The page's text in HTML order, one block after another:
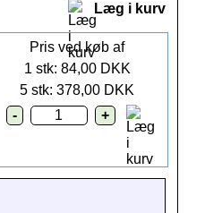
Læg i kurv
Pris ved køb af
1 stk: 84,00 DKK
5 stk: 378,00 DKK